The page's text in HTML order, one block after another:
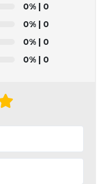
0% | 0
0% | 0
0% | 0
0% | 0